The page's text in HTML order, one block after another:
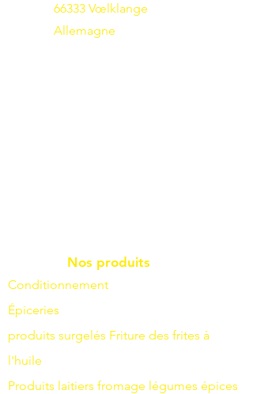
66333 Vœlklange
Allemagne
Nos produits
Conditionnement
Épiceries
produits surgelés Friture des frites à
l'huile
Produits laitiers fromage légumes épices